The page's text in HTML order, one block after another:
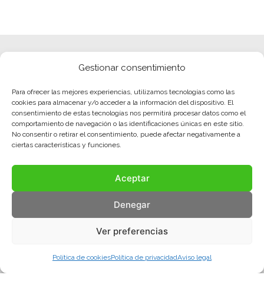
Gestionar consentimiento
Para ofrecer las mejores experiencias, utilizamos tecnologías como las
cookies para almacenar y/o acceder a la información del dispositivo. El
consentimiento de estas tecnologías nos permitirá procesar datos como el
comportamiento de navegación o las identificaciones únicas en este sitio.
No consentir o retirar el consentimiento, puede afectar negativamente a
ciertas características y funciones.
Aceptar
Denegar
Ver preferencias
Política de cookiesPolítica de privacidadAviso legal